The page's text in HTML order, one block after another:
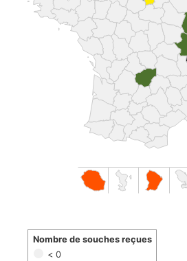
< 0
Nombre de souches reçues